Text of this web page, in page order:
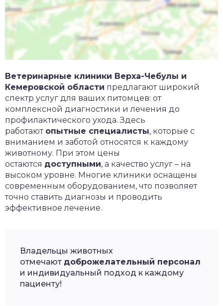
Ветеринарные клиники Верха-Чебулы и
Кемеровской области предлагают широкий
спектр услуг для ваших питомцев: от
комплексной диагностики и лечения до
профилактического ухода. Здесь
работают опытные специалисты, которые с
вниманием и заботой относятся к каждому
животному. При этом цены
остаются доступными, а качество услуг – на
высоком уровне. Многие клиники оснащены
современным оборудованием, что позволяет
точно ставить диагнозы и проводить
эффективное лечение.
Владельцы животных
отмечают доброжелательный персонал
и индивидуальный подход к каждому
пациенту!